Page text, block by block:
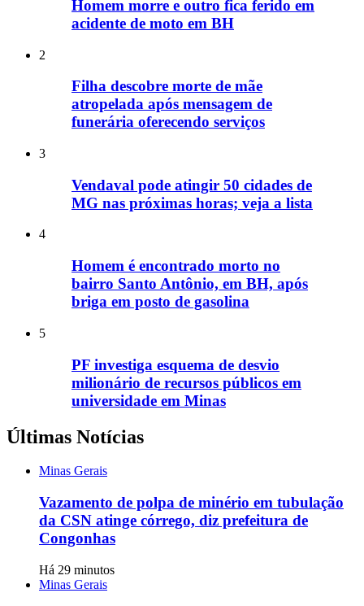
Homem morre e outro fica ferido em
acidente de moto em BH
2
Filha descobre morte de mãe
atropelada após mensagem de
funerária oferecendo serviços
3
Vendaval pode atingir 50 cidades de
MG nas próximas horas; veja a lista
4
Homem é encontrado morto no
bairro Santo Antônio, em BH, após
briga em posto de gasolina
5
PF investiga esquema de desvio
milionário de recursos públicos em
universidade em Minas
Últimas Notícias
Minas Gerais
Vazamento de polpa de minério em tubulação
da CSN atinge córrego, diz prefeitura de
Congonhas
Há 29 minutos
Minas Gerais